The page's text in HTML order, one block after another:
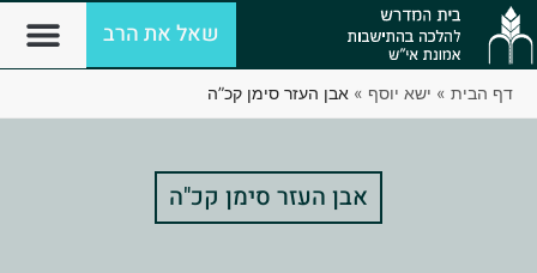
שאל את הרב
דף הבית » ישא יוסף » אבן העזר סימן קכ”ה
אבן העזר סימן קכ"ה